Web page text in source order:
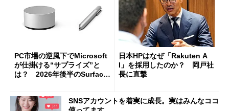
PC市場の逆風下でMicrosoft
が仕掛ける“サプライズ”と
は？ 2026年後半のSurface
日本HPはなぜ「Rakuten A
I」を採用したのか？ 岡戸社
長に直撃
SNSアカウントを着実に成長。実はみんなココ